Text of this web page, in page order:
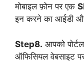
मोबाइल फ़ोन पर एक
इन करने का आईडी और
Step8. आपको
ऑफिसियल वेबसाइट